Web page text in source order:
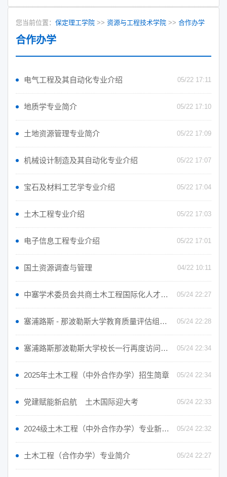
您当前位置： 保定理工学院 >> 资源与工程技术学院 >> 合作办学
合作办学
电气工程及其自动化专业介绍 05/22 17:11
地质学专业简介 05/22 17:10
土地资源管理专业简介 05/22 17:09
机械设计制造及其自动化专业介绍 05/22 17:07
宝石及材料工艺学专业介绍 05/22 17:04
土木工程专业介绍 05/22 17:03
电子信息工程专业介绍 05/22 17:01
国土资源调查与管理 04/22 10:11
中塞学术委员会共商土木工程国际化人才培养新路径 05/24 22:27
塞浦路斯 - 那波勒斯大学教育质量评估组来我校考察 05/24 22:28
塞浦路斯那波勒斯大学校长一行再度访问保定理工学院 05/24 22:34
2025年土木工程（中外合作办学）招生简章 05/24 22:34
党建赋能新启航 土木国际迎大考 05/24 22:33
2024级土木工程（中外合作办学）专业新生开学典礼 05/24 22:32
土木工程（合作办学）专业简介 05/24 22:27